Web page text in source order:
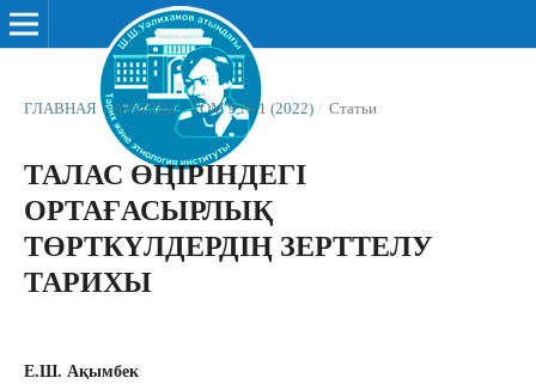
ГЛАВНАЯ / АРХИВЫ / ТОМ 9 № 1 (2022) / Статьи
ТАЛАС ӨҢІРІНДЕГІ
ОРТАҒАСЫРЛЫҚ
ТӨРТКҮЛДЕРДІҢ ЗЕРТТЕЛУ
ТАРИХЫ
Е.Ш. Ақымбек